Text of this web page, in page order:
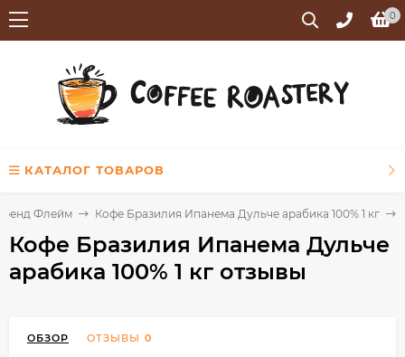
0
КАТАЛОГ ТОВАРОВ
Флейм Кофе Бразилия Ипанема Дульче арабика 100% 1 кг
Кофе Бразилия Ипанема Дульче
арабика 100% 1 кг отзывы
ОБЗОР ОТЗЫВЫ 0